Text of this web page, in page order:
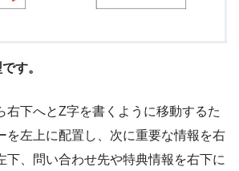
す。
右下へとZ字を書くように移動するた
を左上に配置し、次に重要な情報を右
下、問い合わせ先や特典情報を右下に